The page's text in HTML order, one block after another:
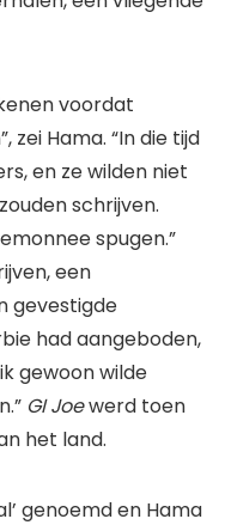
voordat
zei Hama. “In die tijd
en ze wilden niet
schrijven.
spugen.”
een
gevestigde
had aangeboden,
gewoon wilde
GI Joewerd toen
het land.
genoemd en Hama